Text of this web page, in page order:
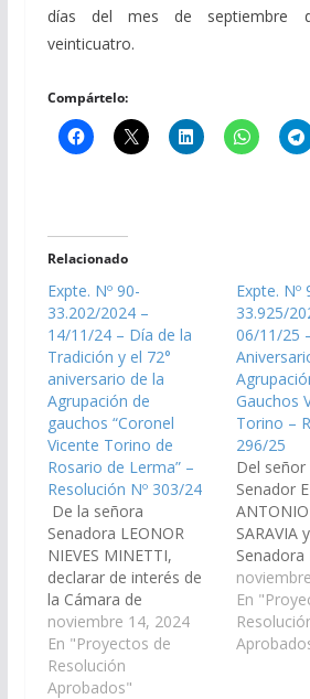
días del mes de septiembre
veinticuatro.
Compártelo:
Relacionado
Expte. Nº 90-
33.202/2024 –
14/11/24 – Día de la
Tradición y el 72°
aniversario de la
Agrupación de
gauchos “Coronel
Vicente Torino de
Rosario de Lerma” –
Resolución Nº 303/24
De la señora
Senadora LEONOR
NIEVES MINETTI,
declarar de interés de
la Cámara de
Senadores, el día de la
Tradición y el 72°
aniversario de la
Agrupación de
noviembre 14, 2024
En "Proyectos de
Resolución
Aprobados"
Expte. Nº
33.925/
06/11/25
Gauchos
Torino –
296/25
Del señor
Senador
ANTONIO
SARAVIA
Senadora
NIEVES
declarar
la Cámara
Senadores
En